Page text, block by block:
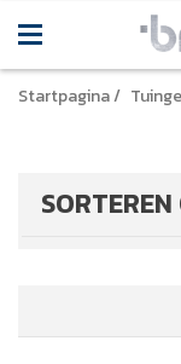
Startpagina/
SORTEREN